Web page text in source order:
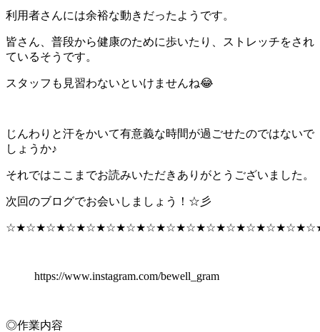
利用者さんには余裕な動きだったようです。
皆さん、普段から健康のために歩いたり、ストレッチをされ
ているそうです。
スタッフも見習わないといけませんね😂
じんわりと汗をかいて有意義な時間が過ごせたのではないで
しょうか♪
それではここまでお読みいただきありがとうございました。
次回のブログでお会いしましょう！☆彡
https://www.instagram.com/bewell_gram
◎作業内容